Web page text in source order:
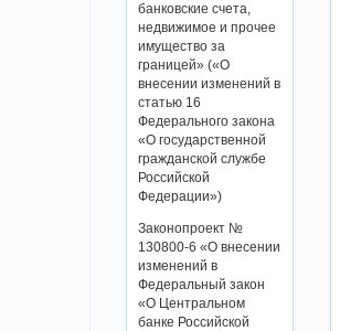
банковские счета,
недвижимое и прочее
имущество за
границей» («О
внесении изменений в
статью 16
Федерального закона
«О государственной
гражданской службе
Российской
Федерации»)
Законопроект №
130800-6 «О внесении
изменений в
Федеральный закон
«О Центральном
банке Российской